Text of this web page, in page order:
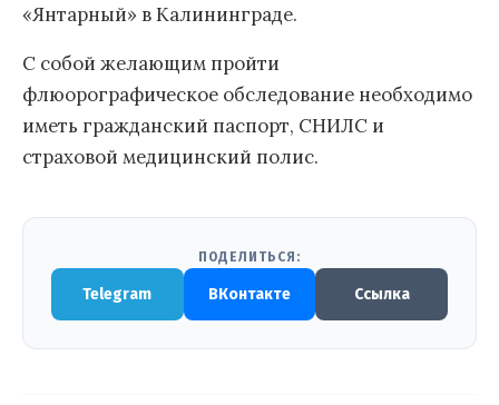
«Янтарный» в Калининграде.
С собой желающим пройти
флюорографическое обследование необходимо
иметь гражданский паспорт, СНИЛС и
страховой медицинский полис.
ПОДЕЛИТЬСЯ:
Telegram ВКонтакте Ссылка